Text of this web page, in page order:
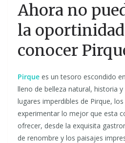
Ahora no
la
conocer
Pirque es un tesoro escondido
lleno de belleza natural, historia
lugares imperdibles de Pirque,
experimentar lo mejor que esta
ofrecer, desde la exquisita
de renombre y los paisajes